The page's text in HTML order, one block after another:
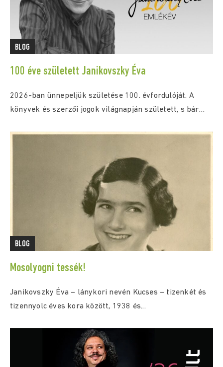
BLOG
100 éve született Janikovszky Éva
2026-ban ünnepeljük születése 100. évfordulóját. A
könyvek és szerzői jogok világnapján született, s bár
BLOG
Mosolyogni tessék!
Janikovszky Éva – lánykori nevén Kucses – tizenkét és
tizennyolc éves kora között, 1938 és...